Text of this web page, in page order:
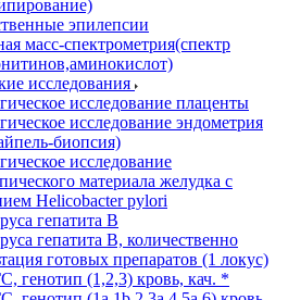
эпилепсии
масс-спектрометрия(спектр
исследования
исследование плаценты
исследование эндометрия
биопсия)
исследование
материала желудка с
Helicobacter pylori
гепатита B
гепатита B, количественно
готовых препаратов (1 локус)
генотип (1,2,3) кровь, кач. *